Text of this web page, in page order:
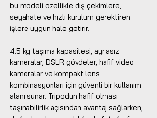
bu modeli özellikle dış çekimlere,
seyahate ve hızlı kurulum gerektiren
işlere uygun hale getirir.
4.5 kg taşıma kapasitesi, aynasız
kameralar, DSLR gövdeler, hafif video
kameralar ve kompakt lens
kombinasyonları için güvenli bir kullanım
alanı sunar. Tripodun hafif olması
taşınabilirlik açısından avantaj sağlarken,